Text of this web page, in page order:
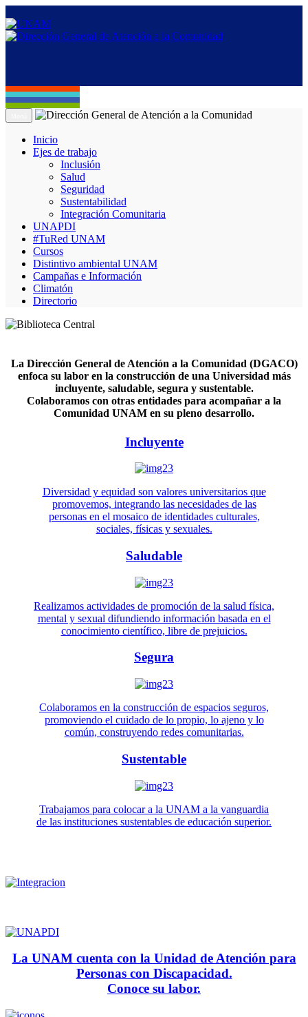
Inicio
Ejes de trabajo
Inclusión
Salud
Seguridad
Sustentabilidad
Integración Comunitaria
UNAPDI
#TuRed UNAM
Cursos
Distintivo ambiental UNAM
Campañas e Información
Climatón
Directorio
La Dirección General de Atención a la Comunidad (DGACO)
enfoca su labor en la construcción de una Universidad más
incluyente, saludable, segura y sustentable.
Colaboramos con otras entidades para acompañar a la
Comunidad UNAM en su pleno desarrollo.
Incluyente
Diversidad y equidad son valores universitarios que
promovemos, integrando las necesidades de las
personas en el mosaico de identidades culturales,
sociales, físicas y sexuales.
Saludable
Realizamos actividades de promoción de la salud física,
mental y sexual difundiendo información basada en el
conocimiento científico, libre de prejuicios.
Segura
Colaboramos en la construcción de espacios seguros,
promoviendo el cuidado de lo propio, lo ajeno y lo
común, construyendo redes comunitarias.
Sustentable
Trabajamos para colocar a la UNAM a la vanguardia
de las instituciones sustentables de educación superior.
La UNAM cuenta con la Unidad de Atención para
Personas con Discapacidad.
Conoce su labor.